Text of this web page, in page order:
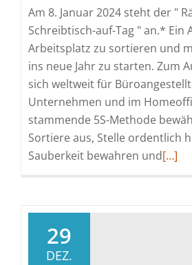
im
Kurs
Am 8. Januar 2024 steht der "
Schreibtisch-auf-Tag " an.* Ein
Arbeitsplatz zu sortieren und
ins neue Jahr zu starten. Zum
sich weltweit für
Unternehmen und im
stammende 5S-Methode
Sortiere aus, Stelle ordentlich
Sauberkeit bewahren undRead
[…]
29
DEZ.